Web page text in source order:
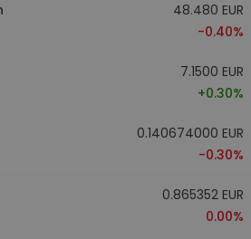
48.480 EUR
-0.40%
7.1500 EUR
+0.30%
0.140674000 EUR
-0.30%
0.865352 EUR
0.00%